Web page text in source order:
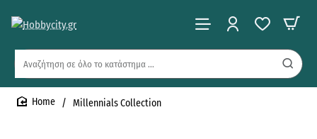
Αναζήτηση
όλο
το
Millennials Collection